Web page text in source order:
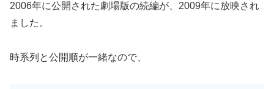
2006年に公開された劇場版の続編が、2009年に放映され
ました。
時系列と公開順が一緒なので、